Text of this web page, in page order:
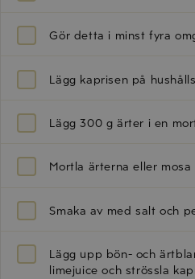
Gör detta i minst fyra
Lägg kaprisen på
Lägg 300 g ärter i en
Mortla ärterna eller
Smaka av med salt och
Lägg upp bön- och
limejuice och strössla